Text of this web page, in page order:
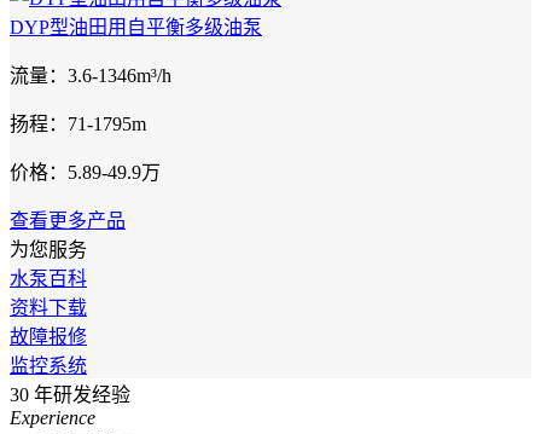
DYP型油田用自平衡多级油泵
流量：3.6-1346m³/h
扬程：71-1795m
价格：5.89-49.9万
查看更多产品
为您服务
水泵百科
资料下载
故障报修
监控系统
30 年研发经验
Experience